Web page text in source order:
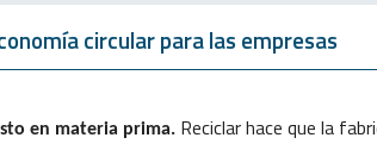
circular para las empresas
en materia prima. Reciclar hace que la